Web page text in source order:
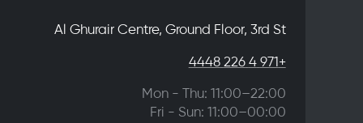
Al Ghurair Centre, Ground Floor, 3rd St
+971 4 226 4448
Mon - Thu: 11:00–22:00
Fri - Sun: 11:00–00:00